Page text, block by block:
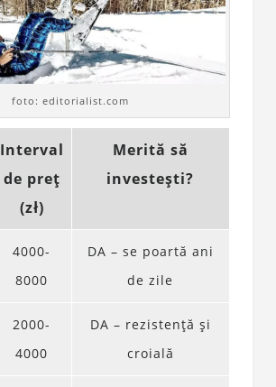
foto: editorialist.com
Interval
de preț
(zł)
Merită să
investești?
4000-
8000
DA – se poartă ani
de zile
2000-
4000
DA – rezistență și
croială